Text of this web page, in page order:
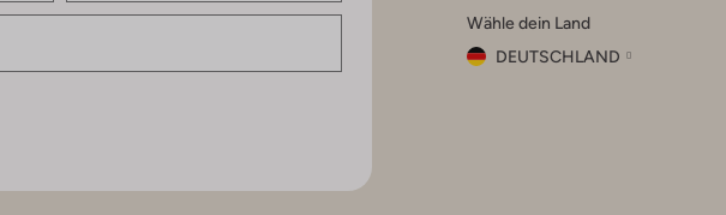
Instagram
Facebook
TikTok
Wähle dein Land
DEUTSCHLAND